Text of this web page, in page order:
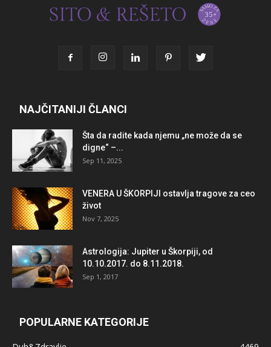
NAJČITANIJI ČLANCI
Šta da radite kada njemu „ne može da se
digne“ –...
Sep 11, 2025
VENERA U ŠKORPIJI ostavlja tragove za ceo
život
Nov 7, 2025
Astrologija: Jupiter u Škorpiji, od
10.10.2017. do 8.11.2018.
Sep 1, 2017
POPULARNE KATEGORIJE